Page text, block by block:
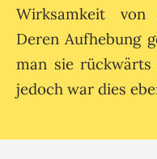
Wirksamkeit von
Deren Aufhebung
man sie rückwärts
jedoch war dies